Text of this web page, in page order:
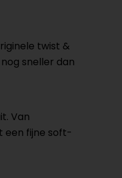
twist &
sneller dan
Van
een fijne soft-